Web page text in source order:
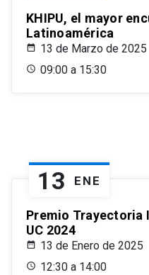
KHIPU, el mayor
Latinoamérica
13 de Marzo de 2025
09:00 a 15:30
13 ENE
Premio Trayectoria
UC 2024
13 de Enero de 2025
12:30 a 14:00